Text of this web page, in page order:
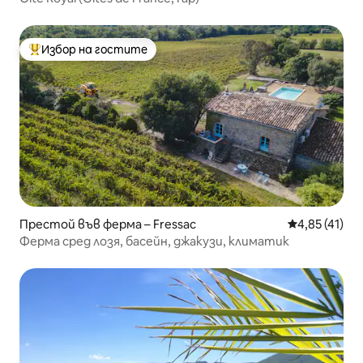
Най-популярен избор на гостите
Избор на гостите
Престой във ферма – Fressac Средна
4,85 (41)
Ферма сред лозя, басейн, джакузи, климатик